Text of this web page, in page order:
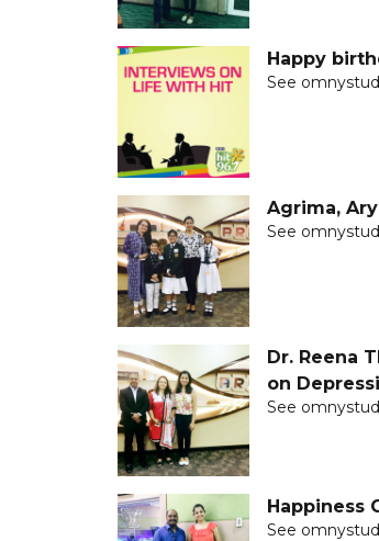
Happy
See
Agrima,
See
Dr. Reena
on
See
Happiness
See